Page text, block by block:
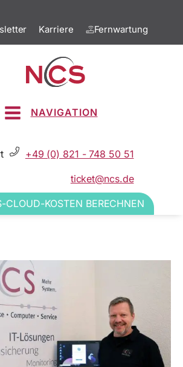
Karriere Fernwartung
NAVIGATION
+49 (0) 821 - 748 50 51
ticket@ncs.de
CLOUD-KOSTEN BERECHNEN